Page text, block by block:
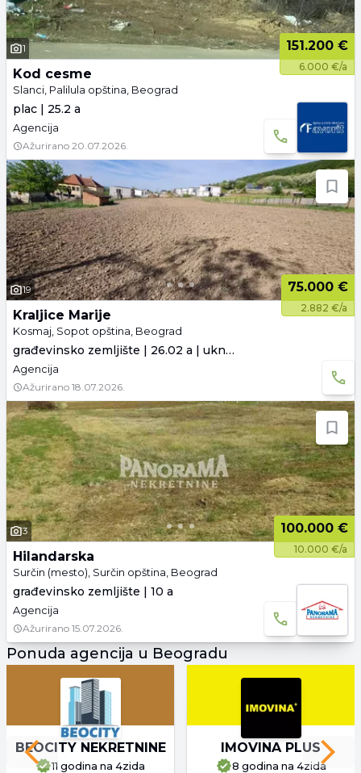
1 151.200 €
6.000 €/a
Kod cesme
Slanci, Palilula opština, Beograd
plac | 25.2 a
Agencija
Ažurirano 20.07.2026.
19 75.000 €
2.882 €/a
Kraljice Marije
Kosmaj, Sopot opština, Beograd
građevinsko zemljište | 26.02 a | uknjiženo
Agencija
Ažurirano 18.07.2026.
3 100.000 €
10.000 €/a
Hilandarska
Surčin (mesto), Surčin opština, Beograd
građevinsko zemljište | 10 a
Agencija
Ažurirano 15.07.2026.
Ponuda agencija u Beogradu
BEOCITY NEKRETNINE
11 godina na 4zida
IMOVINA PLUS
8 godina na 4zida
Previous slide Next